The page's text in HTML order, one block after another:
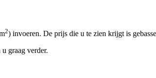
2) invoeren. De prijs die u te zien krijgt is
graag verder.